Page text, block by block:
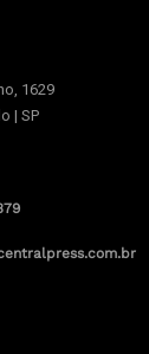
1629
| SP